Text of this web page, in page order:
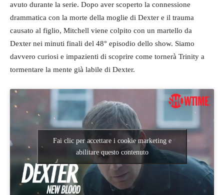
avuto durante la serie. Dopo aver scoperto la connessione
drammatica con la morte della moglie di Dexter e il trauma
causato al figlio, Mitchell viene colpito con un martello da
Dexter nei minuti finali del 48° episodio dello show. Siamo
davvero curiosi e impazienti di scoprire come tornerà Trinity a
tormentare la mente già labile di Dexter.
Fai clic per accettare i cookie marketing e
abilitare questo contenuto